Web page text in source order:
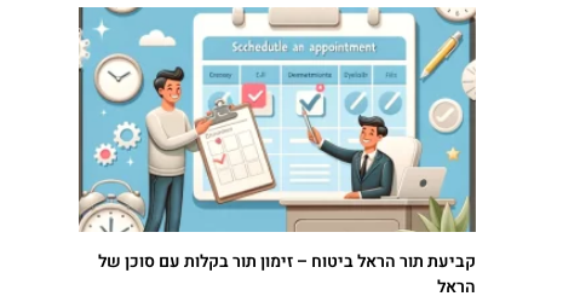
קביעת תור הראל ביטוח – זימון תור בקלות עם סוכן של
הראל